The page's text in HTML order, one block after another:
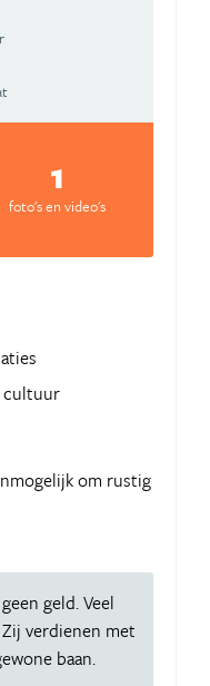
1
foto's en video's
cultuur
om rustig
geld. Veel
verdienen met
baan.